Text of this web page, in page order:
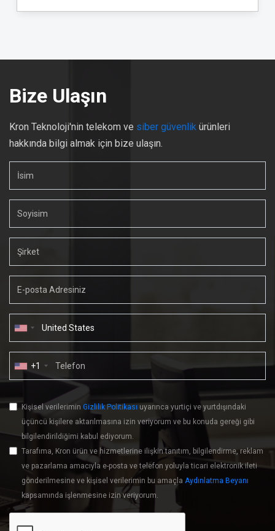
Bize Ulaşın
Kron Teknoloji'nin telekom ve siber güvenlik ürünleri
hakkında bilgi almak için bize ulaşın.
+1
Kişisel verilerimin Gizlilik Politikası uyarınca yurtiçi ve yurtdışındaki
üçüncü kişilere aktarılmasına izin veriyorum ve bu konuda gereği gibi
bilgilendirildiğimi kabul ediyorum.
Tarafıma, Kron ürün ve hizmetlerine ilişkin tanıtım, bilgilendirme, reklam
ve pazarlama amacıyla e-posta ve telefon yoluyla ticari elektronik ileti
gönderilmesine ve kişisel verilerimin bu amaçla Aydınlatma Beyanı
kapsamında işlenmesine izin veriyorum.